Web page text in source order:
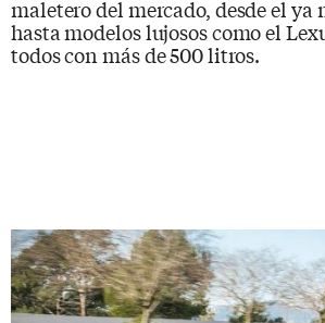
maletero del mercado, desde el ya
hasta modelos lujosos como el
todos con más de 500 litros.